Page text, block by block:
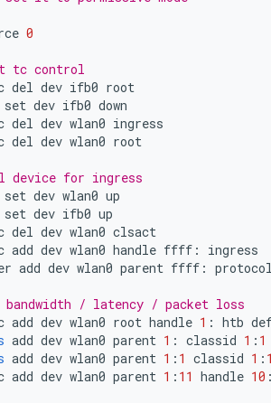
0
tc control
del dev ifb0 root
set dev ifb0 down
del dev wlan0 ingress
del dev wlan0 root
device for ingress
set dev wlan0 up
set dev ifb0 up
del dev wlan0 clsact
add dev wlan0 handle ffff :
ingress
add dev wlan0 parent ffff : protocol
/ latency / packet loss
add dev wlan0 root handle 1 : htb
add dev wlan0 parent 1 : classid 1 : 1
add dev wlan0 parent 1 : 1 classid 1 :
add dev wlan0 parent 1 : 11 handle 10 :